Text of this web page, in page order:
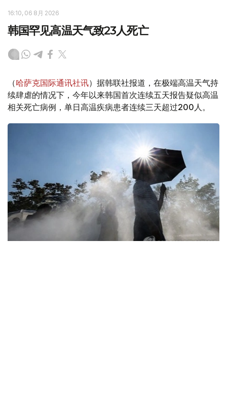
16:10, 06 8月 2026
韩国罕见高温天气致23人死亡
（哈萨克国际通讯社讯）据韩联社报道，在极端高温天气持
续肆虐的情况下，今年以来韩国首次连续五天报告疑似高温
相关死亡病例，单日高温疾病患者连续三天超过200人。